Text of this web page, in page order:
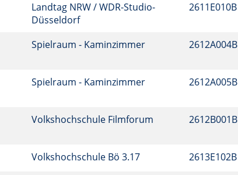
Landtag NRW / WDR-Studio-
Düsseldorf
2611E010B
Spielraum - Kaminzimmer 2612A004B
Spielraum - Kaminzimmer 2612A005B
Volkshochschule Filmforum 2612B001B
Volkshochschule Bö 3.17 2613E102B